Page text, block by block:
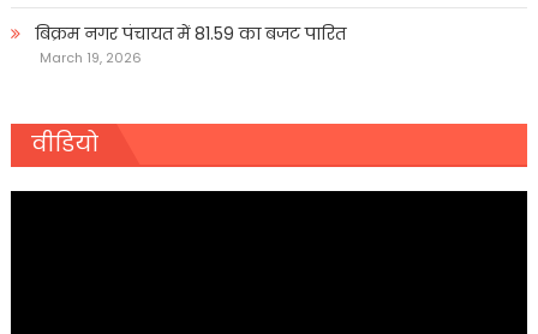
बिक्रम नगर पंचायत में 81.59 का बजट पारित
March 19, 2026
वीडियो